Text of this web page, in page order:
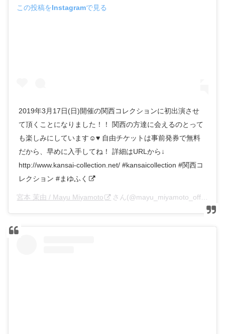
この投稿をInstagramで見る
2019年3月17日(日)開催の関西コレクションに初出演させ
て頂くことになりました！！ 関西の方達に会えるのとって
も楽しみにしています☺︎♥️ 自由チケットは事前発券で無料
だから、早めに入手してね！ 詳細はURLから↓
http://www.kansai-collection.net/ #kansaicollection #関西コ
レクション #まゆふく
宮本 茉由 / Mayu Miyamoto さん(@mayu_miyamoto_official)がシェアした投稿 –